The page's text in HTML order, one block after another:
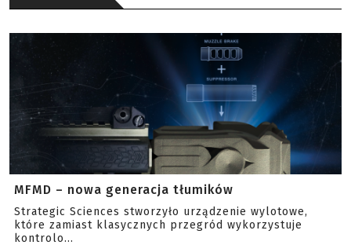
MFMD – nowa generacja tłumików
Strategic Sciences stworzyło urządzenie wylotowe,
które zamiast klasycznych przegród wykorzystuje
kontrolo...